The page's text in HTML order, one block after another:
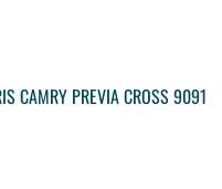
CAMRY PREVIA CROSS 90915-